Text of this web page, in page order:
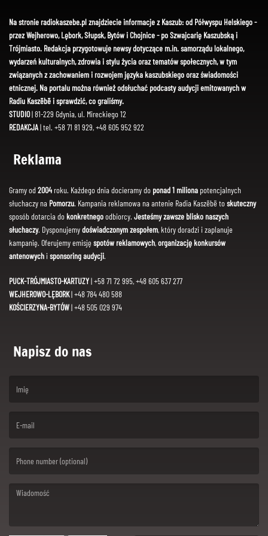
Na stronie radiokaszebe.pl znajdziecie informacje z Kaszub: od Półwyspu Helskiego -
przez Wejherowo, Lębork, Słupsk, Bytów i Chojnice - po Szwajcarię Kaszubską i
Trójmiasto. Redakcja przygotowuje newsy dotyczące m.in. samorządu lokalnego,
wydarzeń kulturalnych, zdrowia i stylu życia oraz tematów społecznych, w tym
związanych z zachowaniem i rozwojem języka kaszubskiego oraz świadomości
etnicznej. Na portalu można również odsłuchać podcasty audycji emitowanych w
Radiu Kaszëbë i sprawdzić, co graliśmy.
STUDIO| 81-229 Gdynia, ul. Mireckiego 12
REDAKCJA| tel. +58 71 81 929, +48 605 952 922
Reklama
Gramy od 2004roku. Każdego dnia docieramy do ponad 1 miliona potencjalnych
słuchaczy na Pomorzu. Kampania reklamowa na antenie Radia Kaszëbë toskuteczny
sposób dotarcia dokonkretnegoodbiorcy. Jesteśmy zawsze blisko naszych
słuchaczy. Dysponujemydoświadczonym zespołem, który doradzi i zaplanuje
kampanię. Oferujemy emisję spotów reklamowych,organizację konkursów
antenowychi sponsoring audycji.
PUCK-TRÓJMIASTO-KARTUZY| +58 71 72 995, +48 605 637 277
WEJHEROWO-LĘBORK| +48 784 480 588
KOŚCIERZYNA-BYTÓW| +48 505 029 974
Napisz do nas